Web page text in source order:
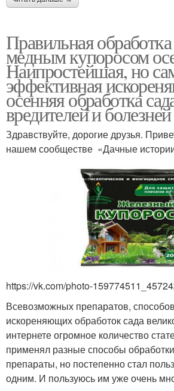
Правильная
медным купоросом
Наипростейшая, но
эффективная
осенняя обработка
вредителей и болезней
Здравствуйте, дорогие друзья.
нашем сообществе «Дачные
https://vk.com/photo-
Всевозможных препаратов,
искореняющих обработок сада
интернете огромное количество
применял разные способы
препараты, но постепенно стал
одним. И пользуюсь им уже очень